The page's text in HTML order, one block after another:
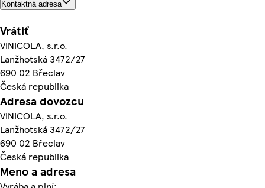
Kontaktná adresa
Vrátiť
VINICOLA, s.r.o.
Lanžhotská 3472/27
690 02 Břeclav
Česká republika
Adresa dovozcu
VINICOLA, s.r.o.
Lanžhotská 3472/27
690 02 Břeclav
Česká republika
Meno a adresa